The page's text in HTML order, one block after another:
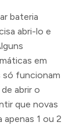
bateria
abri-lo e
em
só funcionam
abrir o
que novas
apenas 1 ou 2